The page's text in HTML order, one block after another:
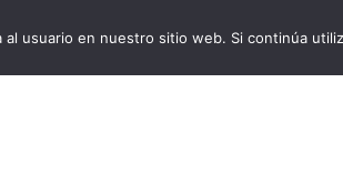
usuario en nuestro sitio web. Si continúa